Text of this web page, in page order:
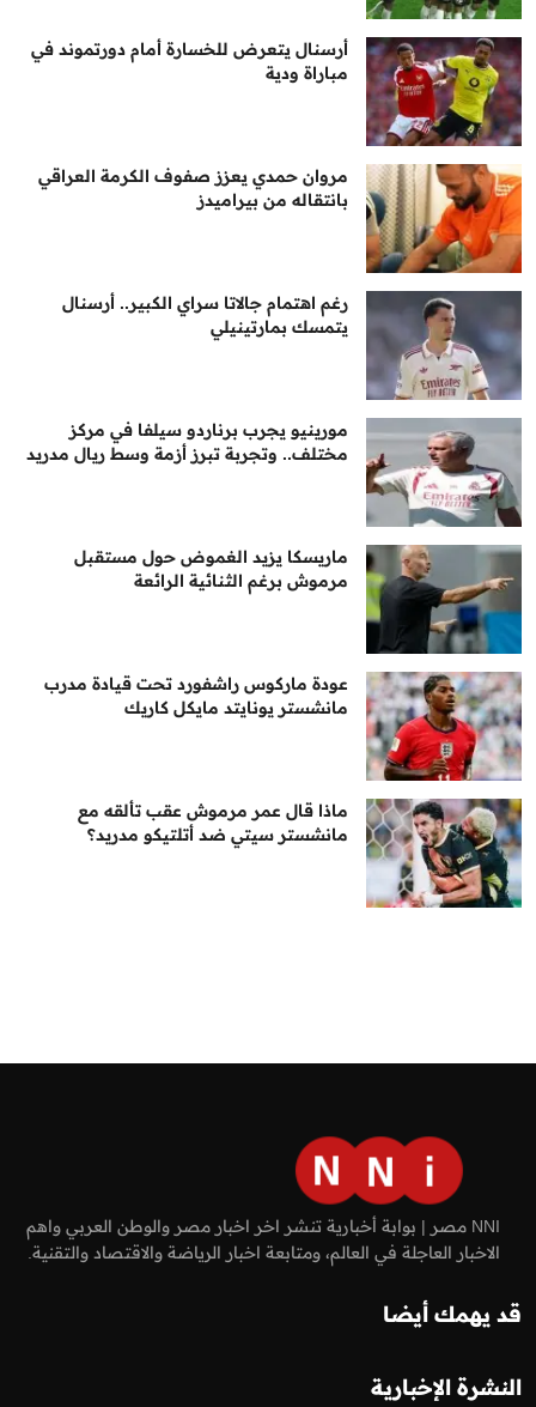
أرسنال يتعرض للخسارة أمام دورتموند في
مباراة ودية
مروان حمدي يعزز صفوف الكرمة العراقي
بانتقاله من بيراميدز
رغم اهتمام جالاتا سراي الكبير.. أرسنال
يتمسك بمارتينيلي
مورينيو يجرب برناردو سيلفا في مركز
مختلف.. وتجربة تبرز أزمة وسط ريال مدريد
ماريسكا يزيد الغموض حول مستقبل
مرموش برغم الثنائية الرائعة
عودة ماركوس راشفورد تحت قيادة مدرب
مانشستر يونايتد مايكل كاريك
ماذا قال عمر مرموش عقب تألقه مع
مانشستر سيتي ضد أتلتيكو مدريد؟
NNI مصر | بوابة أخبارية تنشر اخر اخبار مصر والوطن العربي واهم
الاخبار العاجلة في العالم، ومتابعة اخبار الرياضة والاقتصاد والتقنية.
قد يهمك أيضا
النشرة الإخبارية